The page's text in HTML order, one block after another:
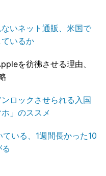
いネット通販、米国で
いるか
を彷彿させる理由、
ロックさせられる入国
」のススメ
いる、1週間長かった10